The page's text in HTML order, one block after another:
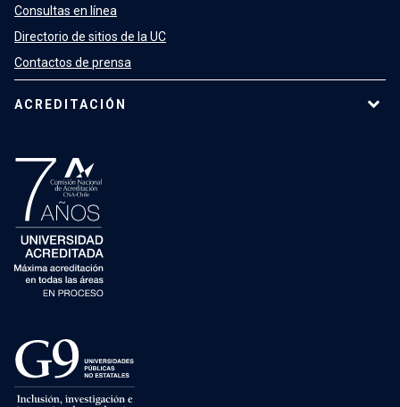
Consultas en línea
Directorio de sitios de la UC
Contactos de prensa
ACREDITACIÓN